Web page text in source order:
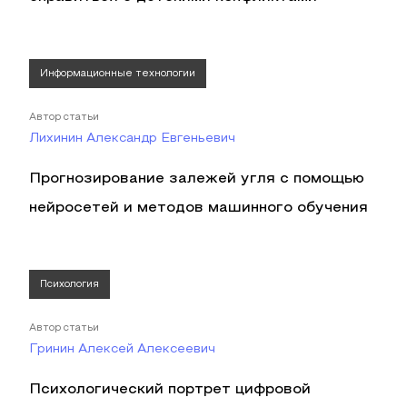
Информационные технологии
Автор статьи
Лихинин Александр Евгеньевич
Прогнозирование залежей угля с помощью
нейросетей и методов машинного обучения
Психология
Автор статьи
Гринин Алексей Алексеевич
Психологический портрет цифровой